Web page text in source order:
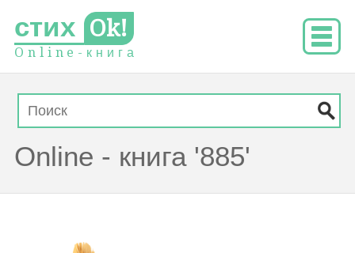
стих Ok!
O n l i n e - к н и г а
Online - книга '885'